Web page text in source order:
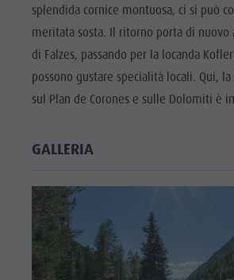
splendida cornice montuosa, ci si può
meritata sosta. Il ritorno porta di nuovo
di Falzes, passando per la locanda
possono gustare specialità locali. Qui,
sul Plan de Corones e sulle Dolomiti è
GALLERIA